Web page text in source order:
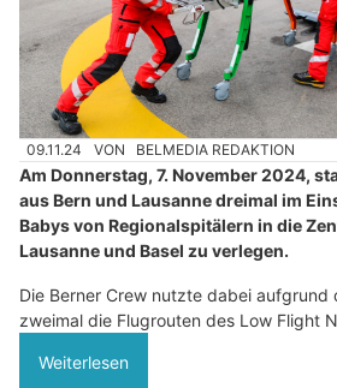
09.11.24 VON BELMEDIA REDAKTION
Am Donnerstag, 7. November 2024,
aus Bern und Lausanne dreimal im
Babys von Regionalspitälern in die
Lausanne und Basel zu verlegen.
Die Berner Crew nutzte dabei aufgrund
zweimal die Flugrouten des Low Flight
Weiterlesen